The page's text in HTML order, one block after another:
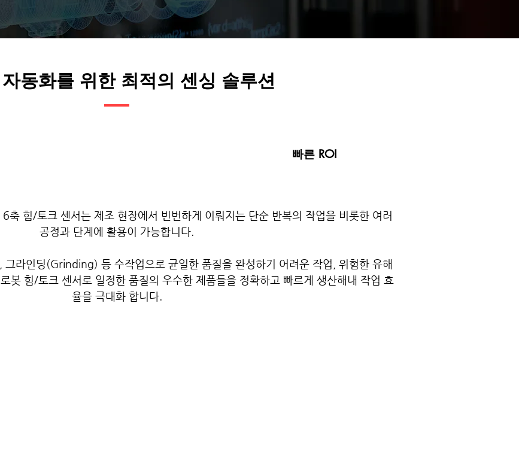
동화를 위한 최적의 센싱 솔루션
빠른 ROI
축 힘/토크 센서는 제조 현장에서 빈번하게 이뤄지는 단순 반복의 작업을 비롯한 여러
공정과 단계에 활용이 가능합니다.
라인딩(Grinding) 등 수작업으로 균일한 품질을 완성하기 어려운 작업, 위험한 유해
봇 힘/토크 센서로 일정한 품질의 우수한 제품들을 정확하고 빠르게 생산해내 작업 효
율을 극대화 합니다.